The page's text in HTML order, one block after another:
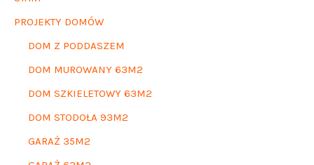
PROJEKTY DOMÓW
DOM Z PODDASZEM
DOM MUROWANY 63M2
DOM SZKIELETOWY 63M2
DOM STODOŁA 93M2
GARAŻ 35M2